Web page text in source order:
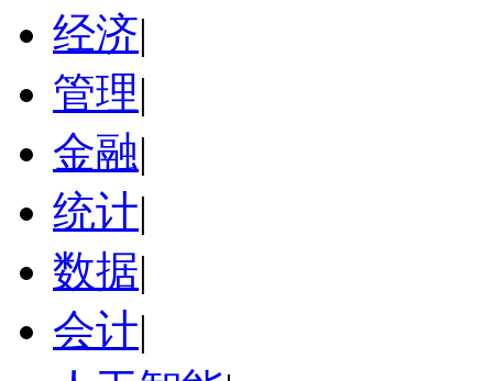
经济|
管理|
金融|
统计|
数据|
会计|